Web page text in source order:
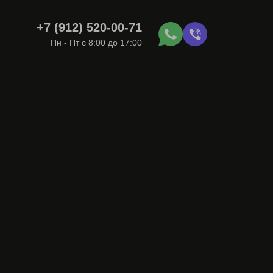
+7 (912) 520-00-71
Пн - Пт с 8:00 до 17:00